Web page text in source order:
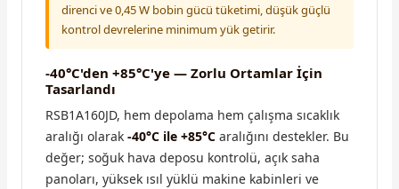
direnci ve 0,45 W bobin gücü tüketimi, düşük güçlü
kontrol devrelerine minimum yük getirir.
-40°C'den +85°C'ye — Zorlu Ortamlar İçin
Tasarlandı
RSB1A160JD, hem depolama hem çalışma sıcaklık
aralığı olarak -40°C ile +85°C aralığını destekler. Bu
değer; soğuk hava deposu kontrolü, açık saha
panoları, yüksek ısıl yüklü makine kabinleri ve